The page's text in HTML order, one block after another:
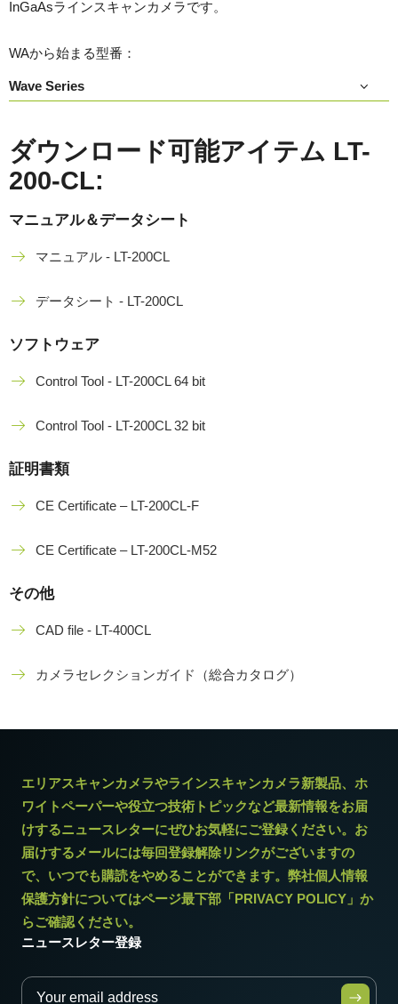
InGaAsラインスキャンカメラです。
WAから始まる型番：
Wave Series
ダウンロード可能アイテム LT-
200-CL:
マニュアル＆データシート
マニュアル - LT-200CL
データシート - LT-200CL
ソフトウェア
Control Tool - LT-200CL 64 bit
Control Tool - LT-200CL 32 bit
証明書類
CE Certificate – LT-200CL-F
CE Certificate – LT-200CL-M52
その他
CAD file - LT-400CL
カメラセレクションガイド（総合カタログ）
エリアスキャンカメラやラインスキャンカメラ新製品、ホ
ワイトペーパーや役立つ技術トピックなど最新情報をお届
けするニュースレターにぜひお気軽にご登録ください。お
届けするメールには毎回登録解除リンクがございますの
で、いつでも購読をやめることができます。弊社個人情報
保護方針についてはページ最下部「PRIVACY POLICY」か
らご確認ください。
ニュースレター登録